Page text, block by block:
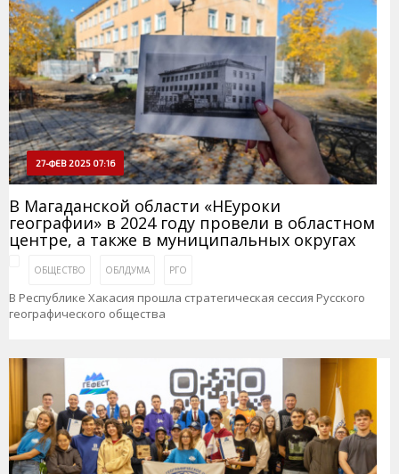
27-ФЕВ 2025 07:16
В Магаданской области «НЕуроки
географии» в 2024 году провели в областном
центре, а также в муниципальных округах
ОБЩЕСТВО ОБЛДУМА РГО
В Республике Хакасия прошла стратегическая сессия Русского
географического общества